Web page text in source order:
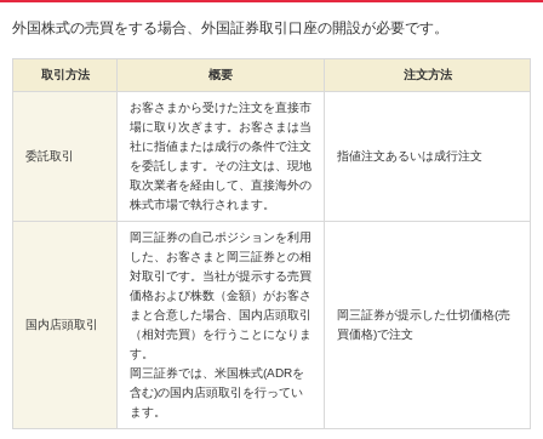
外国株式の売買をする場合、外国証券取引口座の開設が必要です。
取引方法 概要 注文方法
委託取引
お客さまから受けた注文を直接市
場に取り次ぎます。お客さまは当
社に指値または成行の条件で注文
を委託します。その注文は、現地
取次業者を経由して、直接海外の
株式市場で執行されます。
指値注文あるいは成行注文
国内店頭取引
岡三証券の自己ポジションを利用
した、お客さまと岡三証券との相
対取引です。当社が提示する売買
価格および株数（金額）がお客さ
まと合意した場合、国内店頭取引
（相対売買）を行うことになりま
す。
岡三証券では、米国株式(ADRを
含む)の国内店頭取引を行ってい
ます。
岡三証券が提示した仕切価格(売
買価格)で注文